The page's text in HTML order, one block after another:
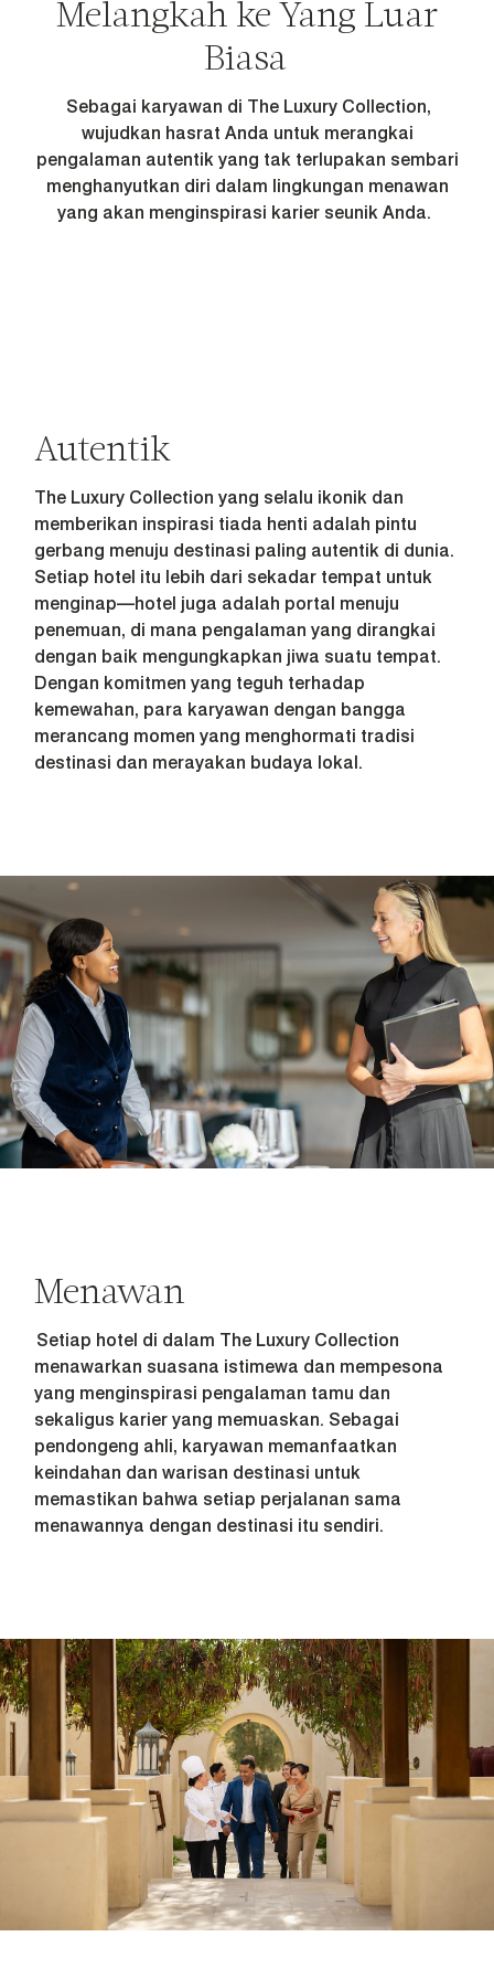
Melangkah ke Yang Luar
Biasa
Sebagai karyawan di The Luxury Collection,
wujudkan hasrat Anda untuk merangkai
pengalaman autentik yang tak terlupakan sembari
menghanyutkan diri dalam lingkungan menawan
yang akan menginspirasi karier seunik Anda.
Autentik
The Luxury Collection yang selalu ikonik dan
memberikan inspirasi tiada henti adalah pintu
gerbang menuju destinasi paling autentik di dunia.
Setiap hotel itu lebih dari sekadar tempat untuk
menginap—hotel juga adalah portal menuju
penemuan, di mana pengalaman yang dirangkai
dengan baik mengungkapkan jiwa suatu tempat.
Dengan komitmen yang teguh terhadap
kemewahan, para karyawan dengan bangga
merancang momen yang menghormati tradisi
destinasi dan merayakan budaya lokal.
Menawan
Setiap hotel di dalam The Luxury Collection
menawarkan suasana istimewa dan mempesona
yang menginspirasi pengalaman tamu dan
sekaligus karier yang memuaskan. Sebagai
pendongeng ahli, karyawan memanfaatkan
keindahan dan warisan destinasi untuk
memastikan bahwa setiap perjalanan sama
menawannya dengan destinasi itu sendiri.